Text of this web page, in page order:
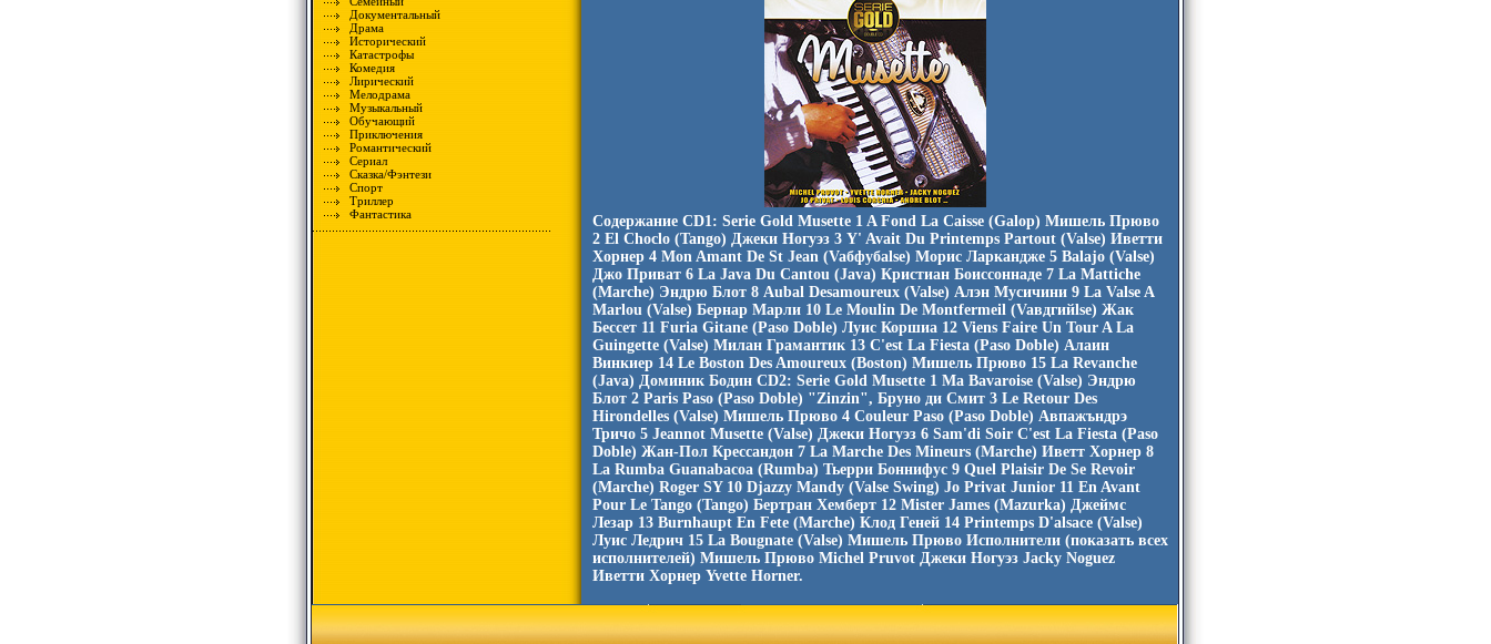
Документальный
Драма
Исторический
Катастрофы
Комедия
Лирический
Мелодрама
Музыкальный
Обучающий
Приключения
Романтический
Сериал
Сказка/Фэнтези
Спорт
Триллер
Фантастика
Содержание CD1: Serie Gold Musette 1 A Fond La Caisse (Galop) Мишель Прюво
2 El Choclo (Tango) Джеки Ногуэз 3 Y' Avait Du Printemps Partout (Valse) Иветти
Хорнер 4 Mon Amant De St Jean (Vaбфубаlse) Морис Ларкандже 5 Balajo (Valse)
Джо Приват 6 La Java Du Cantou (Java) Кристиан Боиссоннаде 7 La Mattiche
(Marche) Эндрю Блот 8 Aubal Desamoureux (Valse) Алэн Мусичини 9 La Valse A
Marlou (Valse) Бернар Марли 10 Le Moulin De Montfermeil (Vaвдгийlse) Жак
Бессет 11 Furia Gitane (Paso Doble) Луис Коршиа 12 Viens Faire Un Tour A La
Guingette (Valse) Милан Грамантик 13 C'est La Fiesta (Paso Doble) Алаин
Винкиер 14 Le Boston Des Amoureux (Boston) Мишель Прюво 15 La Revanche
(Java) Доминик Бодин CD2: Serie Gold Musette 1 Ma Bavaroise (Valse) Эндрю
Блот 2 Paris Paso (Paso Doble) "Zinzin", Бруно ди Смит 3 Le Retour Des
Hirondelles (Valse) Мишель Прюво 4 Couleur Paso (Paso Doble) Авпажъндрэ
Тричо 5 Jeannot Musette (Valse) Джеки Ногуэз 6 Sam'di Soir C'est La Fiesta (Paso
Doble) Жан-Пол Крессандон 7 La Marche Des Mineurs (Marche) Иветт Хорнер 8
La Rumba Guanabacoa (Rumba) Тьерри Боннифус 9 Quel Plaisir De Se Revoir
(Marche) Roger SY 10 Djazzy Mandy (Valse Swing) Jo Privat Junior 11 En Avant
Pour Le Tango (Tango) Бертран Хемберт 12 Mister James (Mazurka) Джеймс
Лезар 13 Burnhaupt En Fete (Marche) Клод Геней 14 Printemps D'alsace (Valse)
Луис Ледрич 15 La Bougnate (Valse) Мишель Прюво Исполнители (показать всех
исполнителей) Мишель Прюво Michel Pruvot Джеки Ногуэз Jacky Noguez
Иветти Хорнер Yvettе Horner.